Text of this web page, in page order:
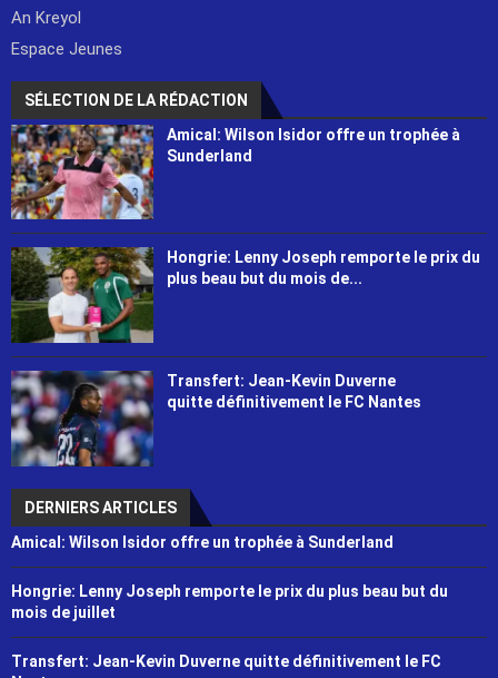
An Kreyol
Espace Jeunes
SÉLECTION DE LA RÉDACTION
Amical: Wilson Isidor offre un trophée à
Sunderland
Hongrie: Lenny Joseph remporte le prix du
plus beau but du mois de...
Transfert: Jean-Kevin Duverne
quitte définitivement le FC Nantes
DERNIERS ARTICLES
Amical: Wilson Isidor offre un trophée à Sunderland
Hongrie: Lenny Joseph remporte le prix du plus beau but du
mois de juillet
Transfert: Jean-Kevin Duverne quitte définitivement le FC